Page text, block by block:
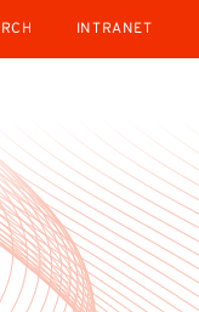
INTRANET